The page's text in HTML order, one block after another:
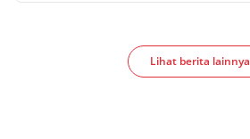
Lihat berita lainnya